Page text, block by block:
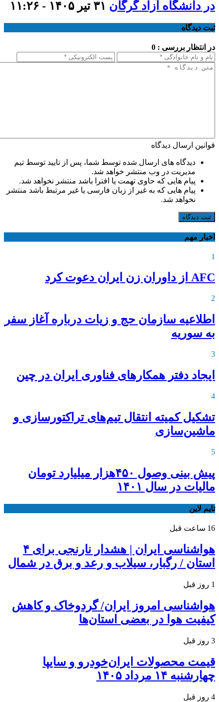
در دانشگاه آزاد گرگان ۳۱ تیر ۱۴۰۵ - ۱۱:۲۶
ثبت دیدگاه
در انتظار بررسی : 0
قوانین ارسال دیدگاه
دیدگاه های ارسال شده توسط شما، پس از تایید توسط تیم
مدیریت در وب منتشر خواهد شد.
پیام هایی که حاوی تهمت یا افترا باشد منتشر نخواهد شد.
پیام هایی که به غیر از زبان فارسی یا غیر مرتبط باشد منتشر
نخواهد شد.
ثبت دیدگاه
اخبار مهم
1
AFC از داوران زن ایران دعوت کرد
2
اطلاعیه‌ سازمان حج و زیات درباره آغاز سفر
به سوریه
3
ایجاد دفتر همکارهای فناوری ایران در چین
4
تشکیل کمیته انتقال تیم‌های تراکتورسازی و
ماشین‌سازی
5
پیش بینی وصول ۴۵۰هزار میلیارد تومان
مالیات در سال ۱۴۰۱
تایم لاین
16 ساعت قبل
هواشناسی ایران | هشدار نارنجی برای ۴
استان / رگبار، سیلاب و رعد و برق در شمال
1 روز قبل
هواشناسی امروز ایران/ گردوخاک و کاهش
کیفیت هوا در بعضی استان‌ها
3 روز قبل
قیمت محصولات ایران‌خودرو و سایپا
چهارشنبه ۱۴ مرداد ۱۴۰۵
4 روز قبل